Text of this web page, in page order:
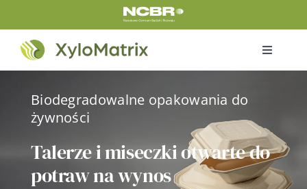
do
zawartości
Toggle
Produkty
Certyfikaty
Biodegradowalne opakowania do
żywności
Talerze i miseczki otwarte do
potraw na wynos